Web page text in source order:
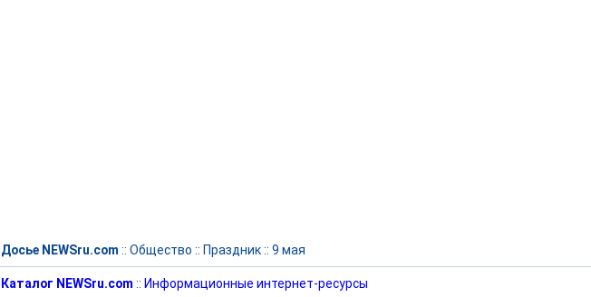
Досье NEWSru.com :: Общество :: Праздник:: 9 мая
Каталог NEWSru.com :: Информационные интернет-ресурсы